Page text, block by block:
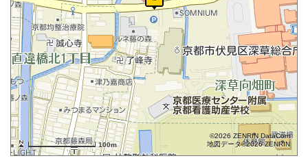
100m
©2026 ZENRIN DataCom
地図データ©2026 ZENRIN